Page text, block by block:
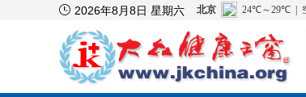
 2026年8月8日 星期六